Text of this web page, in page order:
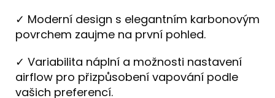
✓ Moderní design s elegantním karbonovým
povrchem zaujme na první pohled.
✓ Variabilita náplní a možnosti nastavení
airflow pro přizpůsobení vapování podle
vašich preferencí.